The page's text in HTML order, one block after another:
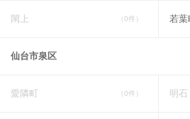
閖上 （0件） 若葉
仙台市泉区
愛隣町 （0件） 明石